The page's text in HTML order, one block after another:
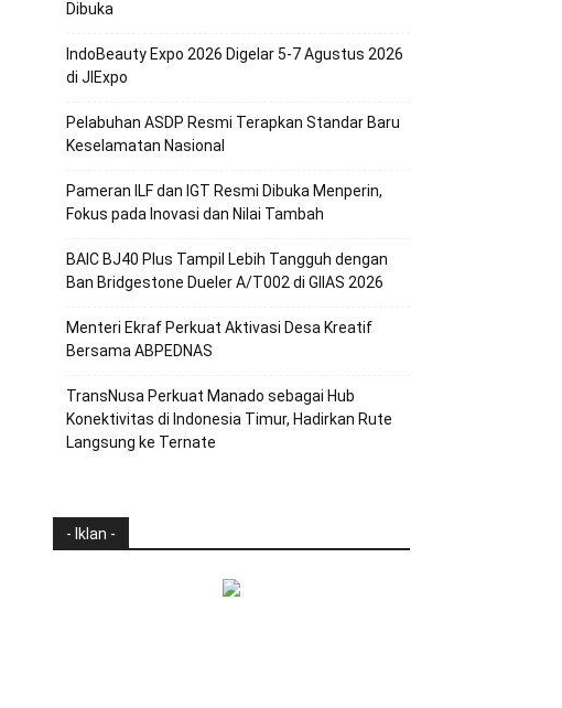
Dibuka
IndoBeauty Expo 2026 Digelar 5-7 Agustus 2026
di JIExpo
Pelabuhan ASDP Resmi Terapkan Standar Baru
Keselamatan Nasional
Pameran ILF dan IGT Resmi Dibuka Menperin,
Fokus pada Inovasi dan Nilai Tambah
BAIC BJ40 Plus Tampil Lebih Tangguh dengan
Ban Bridgestone Dueler A/T002 di GIIAS 2026
Menteri Ekraf Perkuat Aktivasi Desa Kreatif
Bersama ABPEDNAS
TransNusa Perkuat Manado sebagai Hub
Konektivitas di Indonesia Timur, Hadirkan Rute
Langsung ke Ternate
- Iklan -